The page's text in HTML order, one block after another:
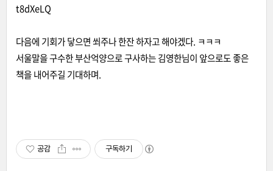
t8dXeLQ
다음에 기회가 닿으면 쐬주나 한잔 하자고 해야겠다. ㅋㅋㅋ
서울말을 구수한 부산억양으로 구사하는 김영한님이 앞으로도 좋은
책을 내어주길 기대하며.
공감 구독하기